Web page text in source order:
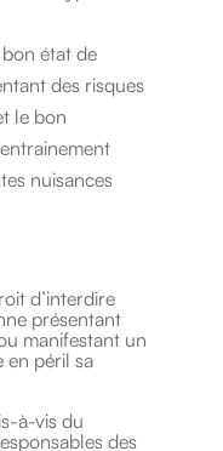
état de
des risques
le bon
nuisances
d’interdire
présentant
manifestant un
péril sa
à-vis du
des